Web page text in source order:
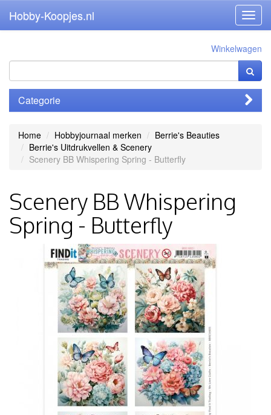
Hobby-Koopjes.nl
Winkelwagen
Categorie
Home Hobbyjournaal merken
Berrie's Beauties
Berrie's Uitdrukvellen & Scenery
Scenery BB Whispering Spring - Butterfly
Scenery BB Whispering
Spring - Butterfly